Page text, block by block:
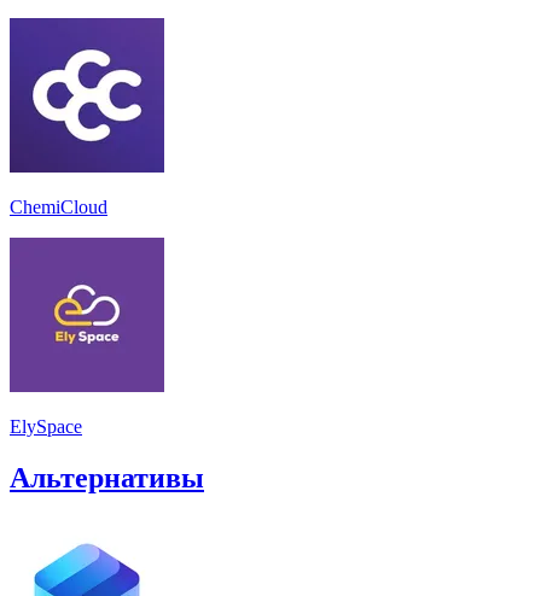
ChemiCloud
ElySpace
Альтернативы